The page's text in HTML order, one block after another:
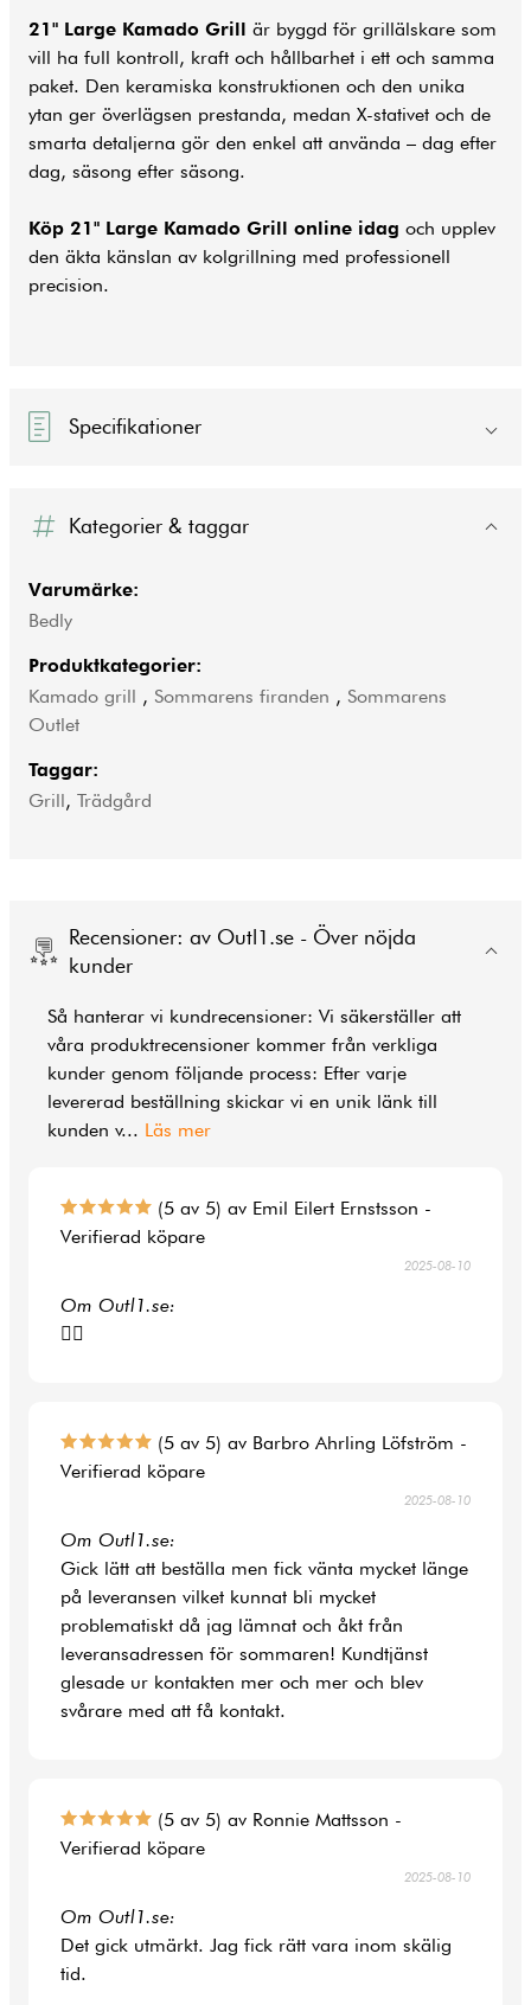
21" Large Kamado Grill är byggd för grillälskare som
vill ha full kontroll, kraft och hållbarhet i ett och samma
paket. Den keramiska konstruktionen och den unika
ytan ger överlägsen prestanda, medan X-stativet och de
smarta detaljerna gör den enkel att använda – dag efter
dag, säsong efter säsong.
Köp 21" Large Kamado Grill online idag och upplev
den äkta känslan av kolgrillning med professionell
precision.
Specifikationer
Kategorier & taggar
Varumärke:
Bedly
Produktkategorier:
Kamado grill , Sommarens firanden , Sommarens
Outlet
Taggar:
Grill, Trädgård
Recensioner: av Outl1.se - Över nöjda
kunder
Så hanterar vi kundrecensioner: Vi säkerställer att
våra produktrecensioner kommer från verkliga
kunder genom följande process: Efter varje
levererad beställning skickar vi en unik länk till
kunden v... Läs mer
(5 av 5) av Emil Eilert Ernstsson -
Verifierad köpare
2025-08-10
Om Outl1.se:
👍🏻
(5 av 5) av Barbro Ahrling Löfström -
Verifierad köpare
2025-08-10
Om Outl1.se:
Gick lätt att beställa men fick vänta mycket länge
på leveransen vilket kunnat bli mycket
problematiskt då jag lämnat och åkt från
leveransadressen för sommaren! Kundtjänst
glesade ur kontakten mer och mer och blev
svårare med att få kontakt.
(5 av 5) av Ronnie Mattsson -
Verifierad köpare
2025-08-10
Om Outl1.se:
Det gick utmärkt. Jag fick rätt vara inom skälig
tid.